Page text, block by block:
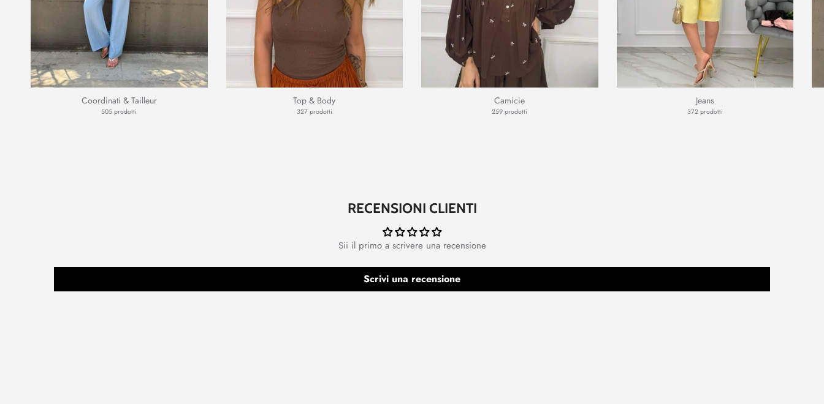
Coordinati & Tailleur
505 prodotti
Top & Body
327 prodotti
Camicie
259 prodotti
Jeans
372 prodotti
RECENSIONI CLIENTI
Sii il primo a scrivere una recensione
Scrivi una recensione